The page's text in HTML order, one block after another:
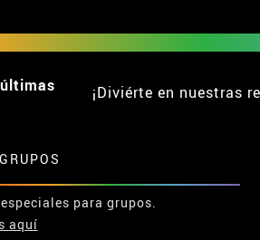
¡Diviérte en nuestras
para grupos.
aquí